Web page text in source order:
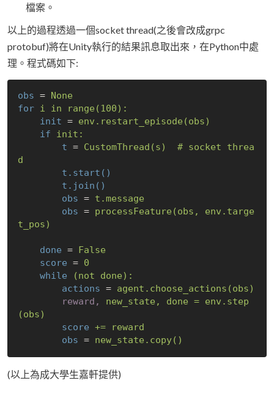
檔案。
以上的過程透過一個socket thread(之後會改成grpc
protobuf)將在Unity執行的結果訊息取出來，在Python中處
理。程式碼如下:
obs = None
for i in range(100):
init = env.restart_episode(obs)
if
init:
t = CustomThread(s)  # socket threa
d
t.start()
t.join()
obs = t.message
obs = processFeature(obs, env.targe
t_pos)
done = False
score = 0
while
(not done):
actions = agent.choose_actions(obs)
reward,
new_state, done = env.step
(obs)
score += reward
obs = new_state.copy()
(以上為成大學生嘉軒提供)